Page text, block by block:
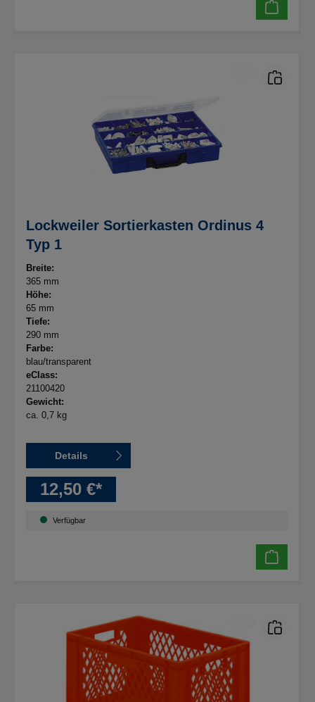
Lockweiler Sortierkasten Ordinus 4
Typ 1
Breite:
365 mm
Höhe:
65 mm
Tiefe:
290 mm
Farbe:
blau/transparent
eClass:
21100420
Gewicht:
ca. 0,7 kg
Details
12,50 €*
Verfügbar